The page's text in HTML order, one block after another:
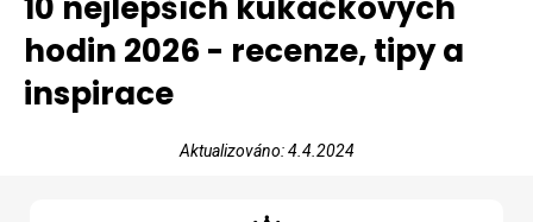
hodin 2026 - recenze, tipy a
inspirace
Aktualizováno: 4.4.2024